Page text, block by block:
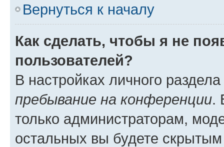
Вернуться к началу
Как сделать, чтобы я не
пользователей?
В настройках личного
пребывание на конференции.
только администраторам,
остальных вы будете